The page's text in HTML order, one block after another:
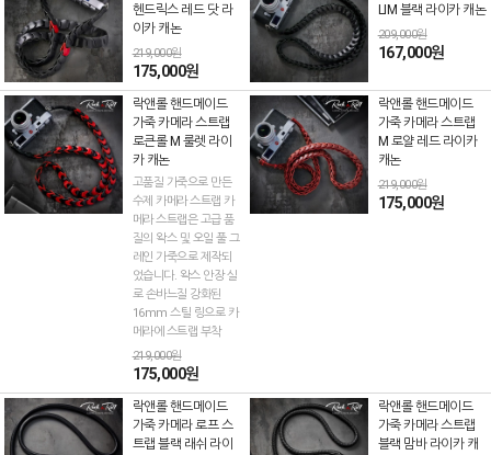
헨드릭스 레드 닷 라
이카 캐논
219,000원
175,000원
LIM 블랙 라이카 캐논
209,000원
167,000원
락앤롤 핸드메이드
가죽 카메라 스트랩
로큰롤 M 룰렛 라이
카 캐논
고품질 가죽으로 만든
수제 카메라 스트랩 카
메라 스트랩은 고급 품
질의 왁스 및 오일 풀 그
레인 가죽으로 제작되
었습니다. 왁스 안장 실
로 손바느질 강화된
16mm 스틸 링으로 카
메라에 스트랩 부착
219,000원
175,000원
락앤롤 핸드메이드
가죽 카메라 스트랩
M 로얄 레드 라이카
캐논
219,000원
175,000원
락앤롤 핸드메이드
가죽 카메라 로프 스
트랩 블랙 래쉬 라이
락앤롤 핸드메이드
가죽 카메라 스트랩
블랙 맘바 라이카 캐